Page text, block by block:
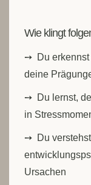
Wie klingt
➙ Du erkennst
deine
➙ Du lernst,
in
➙ Du
Ursachen